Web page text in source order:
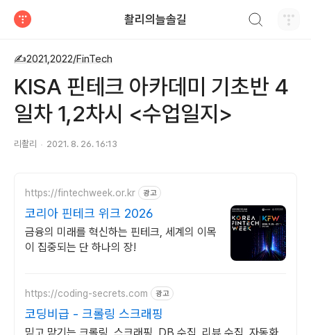
촬리의늘솔길
✍2021,2022/FinTech
KISA 핀테크 아카데미 기초반 4
일차 1,2차시 <수업일지>
리촬리 2021. 8. 26. 16:13
https://fintechweek.or.kr 광고
코리아 핀테크 위크 2026
금융의 미래를 혁신하는 핀테크, 세계의 이목
이 집중되는 단 하나의 장!
https://coding-secrets.com 광고
코딩비급 - 크롤링 스크래핑